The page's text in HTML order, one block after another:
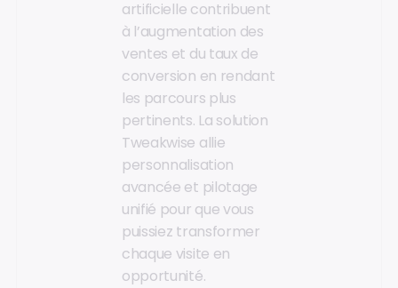
artificielle contribuent
à l’augmentation des
ventes et du taux de
conversion en rendant
les parcours plus
pertinents. La solution
Tweakwise allie
personnalisation
avancée et pilotage
unifié pour que vous
puissiez transformer
chaque visite en
opportunité.